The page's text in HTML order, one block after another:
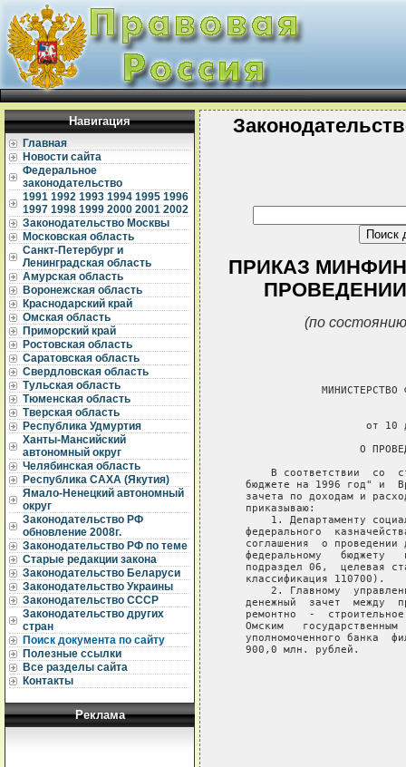
Навигация
Главная
Новости сайта
Федеральное
законодательство
1991 1992 1993 1994 1995 1996
1997 1998 1999 2000 2001 2002
Законодательство Москвы
Московская область
Санкт-Петербург и
Ленинградская область
Амурская область
Воронежская область
Краснодарский край
Омская область
Приморский край
Ростовская область
Саратовская область
Свердловская область
Тульская область
Тюменская область
Тверская область
Республика Удмуртия
Ханты-Мансийский
автономный округ
Челябинская область
Республика САХА (Якутия)
Ямало-Ненецкий автономный
округ
Законодательство РФ
обновление 2008г.
Законодательство РФ по теме
Старые редакции закона
Законодательство Беларуси
Законодательство Украины
Законодательство СССР
Законодательство других
стран
Поиск документа по сайту
Полезные ссылки
Все разделы сайта
Контакты
Реклама
ПРИКАЗ
(по
МИНИСТЕРСТВО
от 10
О
В соответствии  со
бюджете на 1996 год" и
зачета по доходам и
   приказываю:
1. Департаменту
федерального
соглашения  о проведении
федеральному   бюджету
подраздел 06,  целевая
   классификация 110700).
2. Главному
денежный  зачет  между
ремонтно  -
Омским   государственным
уполномоченного банка
   900,0 млн. рублей.